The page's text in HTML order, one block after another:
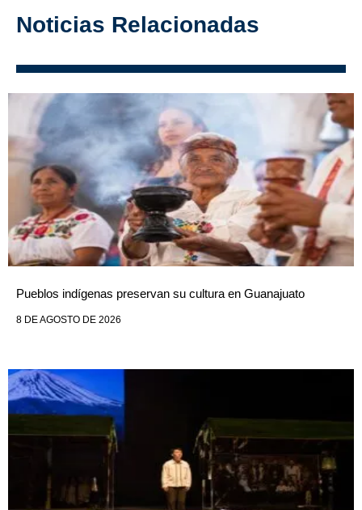
Noticias Relacionadas
Pueblos indígenas preservan su cultura en Guanajuato
8 DE AGOSTO DE 2026